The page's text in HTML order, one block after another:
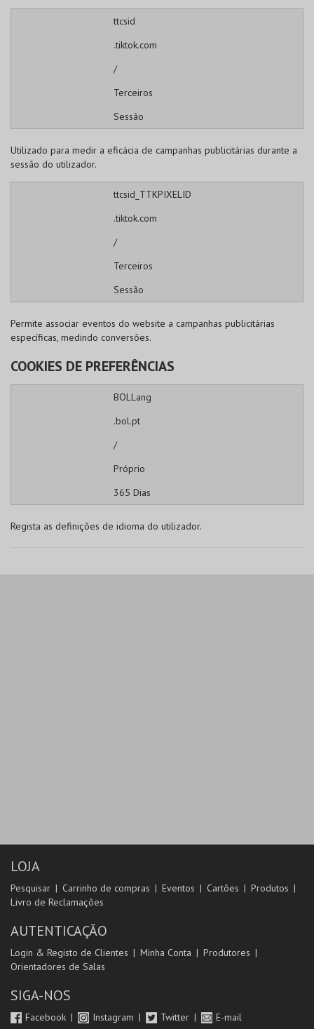
ttcsid
.tiktok.com
/
Terceiros
Sessão
Utilizado para medir a eficácia de campanhas publicitárias durante a
sessão do utilizador.
ttcsid_TTKPIXELID
.tiktok.com
/
Terceiros
Sessão
Permite associar eventos do website a campanhas publicitárias
específicas, medindo conversões.
COOKIES DE PREFERÊNCIAS
BOLLang
.bol.pt
/
Próprio
365 Dias
Regista as definições de idioma do utilizador.
LOJA
Pesquisar Carrinho de compras Eventos Cartões
Produtos
Livro de Reclamações
AUTENTICAÇÃO
Login & Registo de Clientes Minha Conta
Produtores
Orientadores de Salas
SIGA-NOS
Facebook Instagram Twitter E-mail